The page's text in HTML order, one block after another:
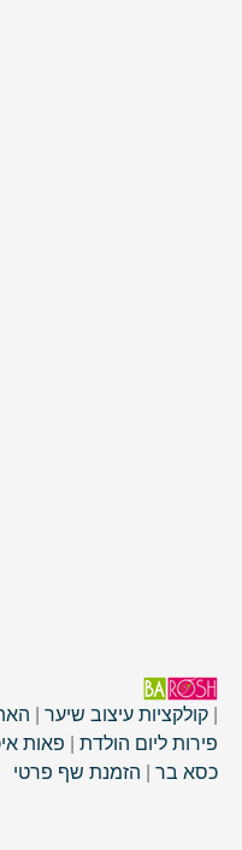
קולקציות עיצוב שיער
פירות ליום הולדת
פאות
כסא בר
הזמנת שף פרטי